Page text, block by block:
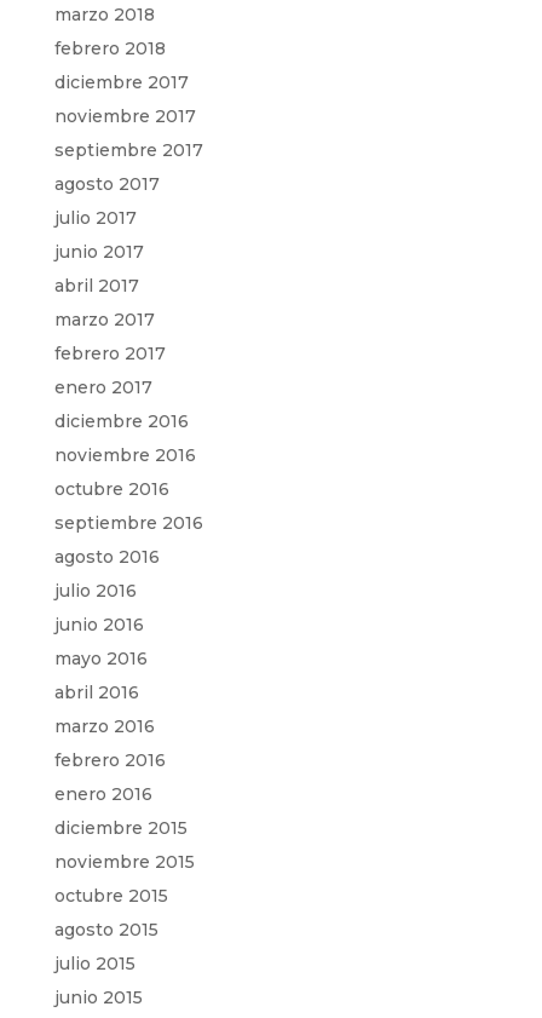
marzo 2018
febrero 2018
diciembre 2017
noviembre 2017
septiembre 2017
agosto 2017
julio 2017
junio 2017
abril 2017
marzo 2017
febrero 2017
enero 2017
diciembre 2016
noviembre 2016
octubre 2016
septiembre 2016
agosto 2016
julio 2016
junio 2016
mayo 2016
abril 2016
marzo 2016
febrero 2016
enero 2016
diciembre 2015
noviembre 2015
octubre 2015
agosto 2015
julio 2015
junio 2015